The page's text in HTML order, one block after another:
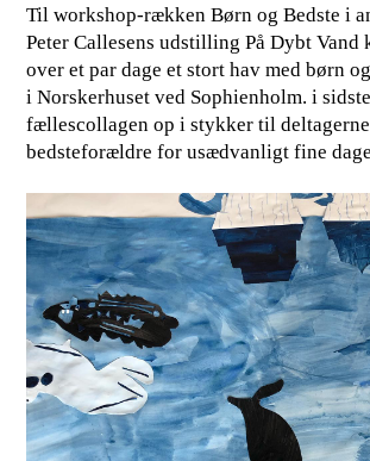
Til workshop-rækken Børn og Bedste i
Peter Callesens udstilling På Dybt Vand
over et par dage et stort hav med børn
i Norskerhuset ved Sophienholm. i
fællescollagen op i stykker til
bedsteforældre for usædvanligt fine